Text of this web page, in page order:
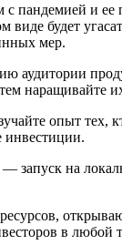
пандемией и
виде будет
мер.
аудитории
наращивайте
опыт тех,
инвестиции.
запуск на
в любой